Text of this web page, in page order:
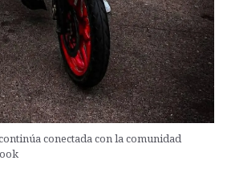
conectada con la comunidad